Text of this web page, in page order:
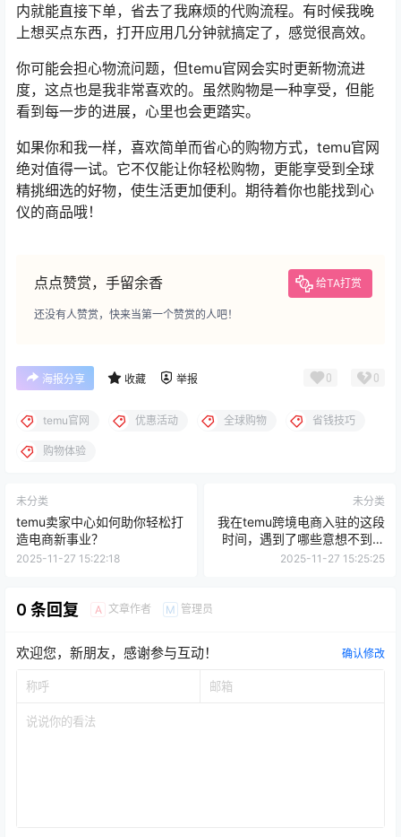
内就能直接下单，省去了我麻烦的代购流程。有时候我晚
上想买点东西，打开应用几分钟就搞定了，感觉很高效。
你可能会担心物流问题，但temu官网会实时更新物流进
度，这点也是我非常喜欢的。虽然购物是一种享受，但能
看到每一步的进展，心里也会更踏实。
如果你和我一样，喜欢简单而省心的购物方式，temu官网
绝对值得一试。它不仅能让你轻松购物，更能享受到全球
精挑细选的好物，使生活更加便利。期待着你也能找到心
仪的商品哦！
点点赞赏，手留余香 给TA打赏
还没有人赞赏，快来当第一个赞赏的人吧！
海报分享 收藏 举报 0 0
temu官网 优惠活动 全球购物 省钱技巧
购物体验
未分类
temu卖家中心如何助你轻松打
造电商新事业？
2025-11-27 15:22:18
未分类
我在temu跨境电商入驻的这段
时间，遇到了哪些意想不到的
挑战？
2025-11-27 15:25:25
0 条回复 A 文章作者 M 管理员
欢迎您，新朋友，感谢参与互动！ 确认修改